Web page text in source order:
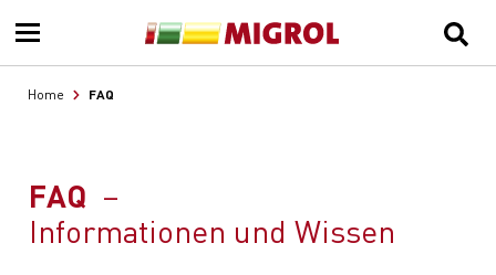
Home FAQ
FAQ
Informationen und Wissen